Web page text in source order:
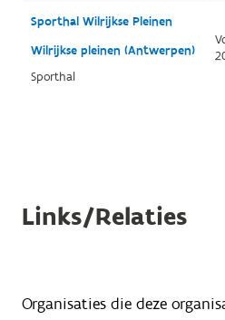
Sporthal Wilrijkse Pleinen
Wilrijkse pleinen (Antwerpen)
Sporthal
Links/Relaties
Organisaties die deze